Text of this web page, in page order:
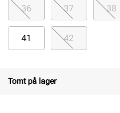
36 37 38
41 42
Tomt på lager